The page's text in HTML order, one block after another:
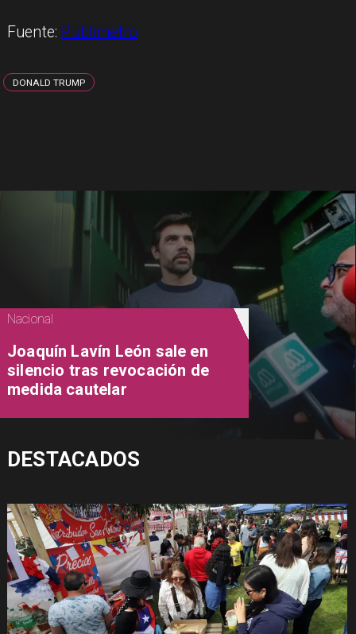
Fuente: Publimetro
DONALD TRUMP
Nacional
Joaquín Lavín León sale en
silencio tras revocación de
medida cautelar
DESTACADOS